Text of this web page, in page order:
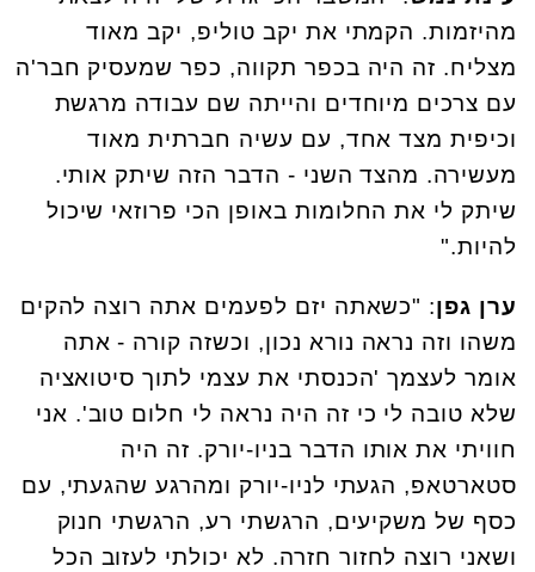
מהיזמות. הקמתי את יקב טוליפ, יקב מאוד
מצליח. זה היה בכפר תקווה, כפר שמעסיק חבר'ה
עם צרכים מיוחדים והייתה שם עבודה מרגשת
וכיפית מצד אחד, עם עשיה חברתית מאוד
מעשירה. מהצד השני - הדבר הזה שיתק אותי.
שיתק לי את החלומות באופן הכי פרוזאי שיכול
להיות."
ערן גפן: "כשאתה יזם לפעמים אתה רוצה להקים
משהו וזה נראה נורא נכון, וכשזה קורה - אתה
אומר לעצמך 'הכנסתי את עצמי לתוך סיטואציה
שלא טובה לי כי זה היה נראה לי חלום טוב'. אני
חוויתי את אותו הדבר בניו-יורק. זה היה
סטארטאפ, הגעתי לניו-יורק ומהרגע שהגעתי, עם
כסף של משקיעים, הרגשתי רע, הרגשתי חנוק
ושאני רוצה לחזור חזרה. לא יכולתי לעזוב הכל